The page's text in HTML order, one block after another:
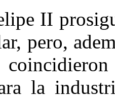
II
pero,
la